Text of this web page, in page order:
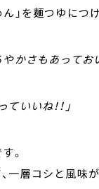
」を麺つゆにつ
かさもあってお
いいね！！」
。
一層コシと風味